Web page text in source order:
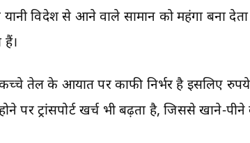
विदेश से आने वाले सामान को महंगा बना
हैं।
तेल के आयात पर काफी निर्भर है इसलिए
पर ट्रांसपोर्ट खर्च भी बढ़ता है, जिससे खाने-